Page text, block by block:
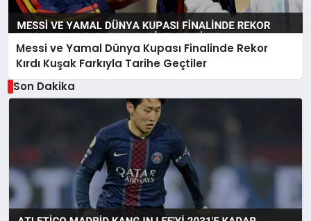
Messi ve Yamal Dünya Kupası Finalinde Rekor
Kırdı Kuşak Farkıyla Tarihe Geçtiler
Son Dakika